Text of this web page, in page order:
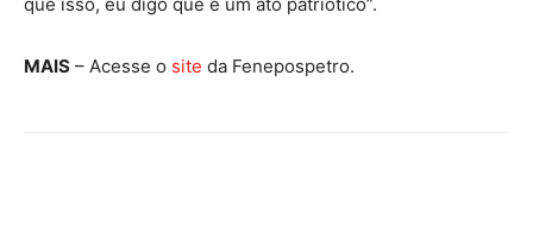
MAIS – Acesse o site da Fenepospetro.